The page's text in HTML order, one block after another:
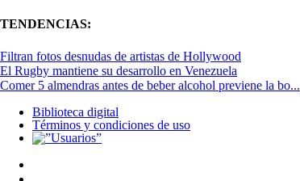
TENDENCIAS:
Filtran fotos desnudas de artistas de Hollywood
El Rugby mantiene su desarrollo en Venezuela
Comer 5 almendras antes de beber alcohol previene la bo...
Biblioteca digital
Términos y condiciones de uso